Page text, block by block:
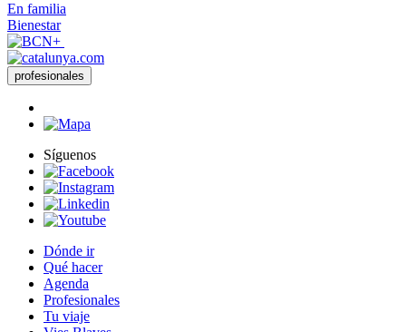
En familia
Bienestar
profesionales
Síguenos
Dónde ir
Qué hacer
Agenda
Profesionales
Tu viaje